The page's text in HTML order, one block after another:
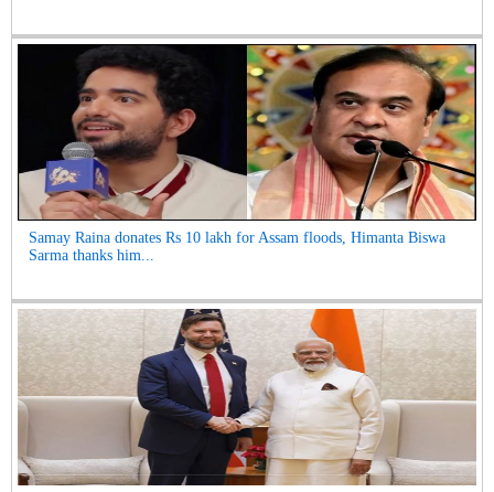
Samay Raina donates Rs 10 lakh for Assam floods, Himanta Biswa
Sarma thanks him...